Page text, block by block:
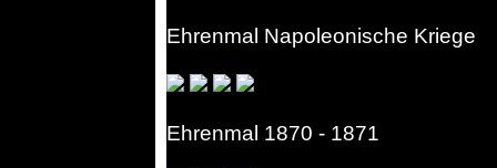
Ehrenmal Napoleonische Kriege
Ehrenmal 1870 - 1871